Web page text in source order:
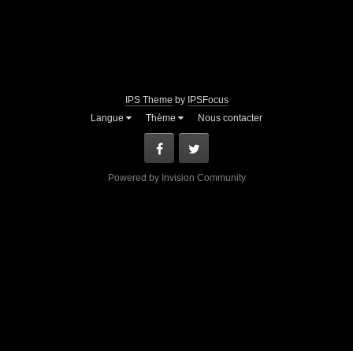
IPS Theme by IPSFocus
Langue
Thème Nous contacter
Facebook
Powered by Invision Community